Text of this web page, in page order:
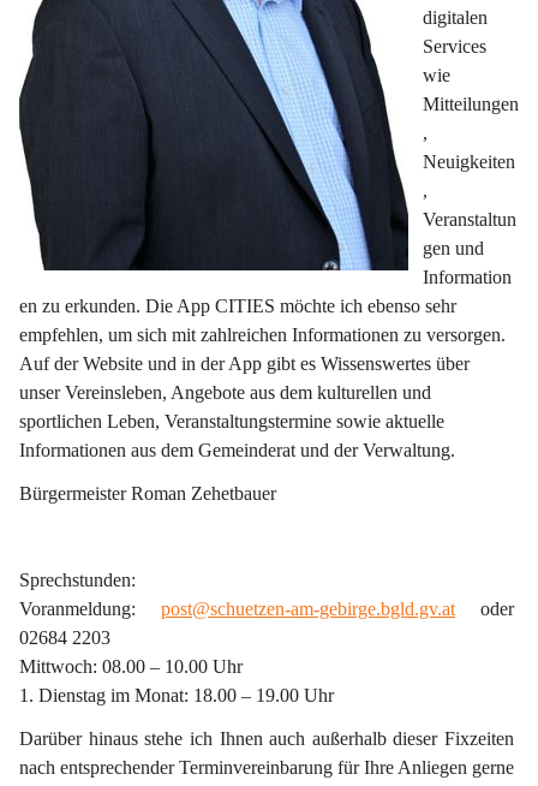
digitalen
Services
wie
Mitteilungen
,
Neuigkeiten
,
Veranstaltun
gen und
Information
en zu erkunden. Die App CITIES möchte ich ebenso sehr
empfehlen, um sich mit zahlreichen Informationen zu versorgen.
Auf der Website und in der App gibt es Wissenswertes über
unser Vereinsleben, Angebote aus dem kulturellen und
sportlichen Leben, Veranstaltungstermine sowie aktuelle
Informationen aus dem Gemeinderat und der Verwaltung.
Bürgermeister Roman Zehetbauer
Sprechstunden:
Voranmeldung: post@schuetzen-am-gebirge.bgld.gv.at oder
02684 2203
Mittwoch: 08.00 – 10.00 Uhr
1. Dienstag im Monat: 18.00 – 19.00 Uhr
Darüber hinaus stehe ich Ihnen auch außerhalb dieser Fixzeiten
nach entsprechender Terminvereinbarung für Ihre Anliegen gerne